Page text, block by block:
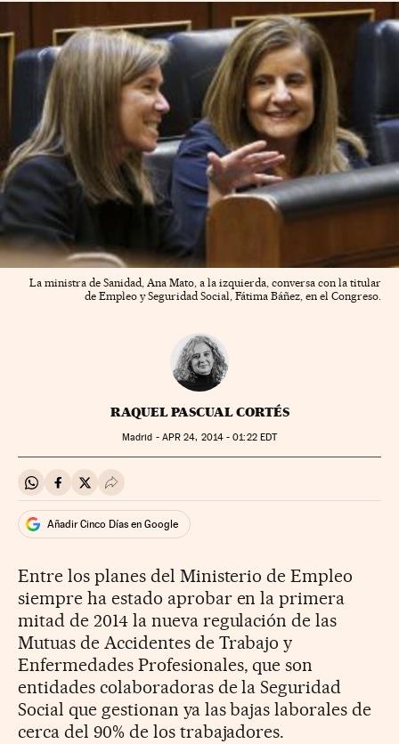
La ministra de Sanidad, Ana Mato, a la izquierda, conversa con la titular
de Empleo y Seguridad Social, Fátima Báñez, en el Congreso.
RAQUEL PASCUAL CORTÉS
Madrid - APR 24, 2014 - 01:22EDT
Compartir en Whatsapp
Compartir en Facebook
Compartir en Twitter
Desplegar Redes Sociales
Añadir Cinco Días en Google
Entre los planes del Ministerio de Empleo
siempre ha estado aprobar en la primera
mitad de 2014 la nueva regulación de las
Mutuas de Accidentes de Trabajo y
Enfermedades Profesionales, que son
entidades colaboradoras de la Seguridad
Social que gestionan ya las bajas laborales de
cerca del 90% de los trabajadores.